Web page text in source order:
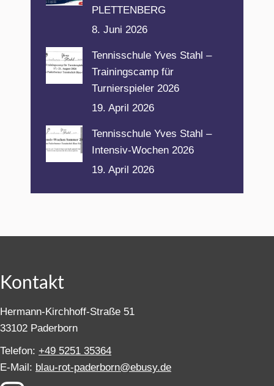
PLETTENBERG
8. Juni 2026
Tennisschule Yves Stahl –
Trainingscamp für
Turnierspieler 2026
19. April 2026
Tennisschule Yves Stahl –
Intensiv-Wochen 2026
19. April 2026
Kontakt
Hermann-Kirchhoff-Straße 51
33102 Paderborn
Telefon: +49 5251 35364
E-Mail: blau-rot-paderborn@ebusy.de